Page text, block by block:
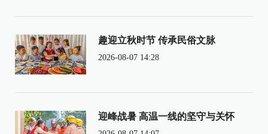
趣迎立秋时节 传承民俗文脉
2026-08-07 14:28
迎峰战暑 高温一线的坚守与关怀